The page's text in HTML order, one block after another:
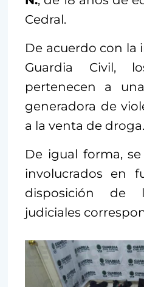
Cedral.
De acuerdo con la
Guardia Civil,
pertenecen a
generadora de
a la venta de droga.
De igual forma,
involucrados en
disposición de
judiciales